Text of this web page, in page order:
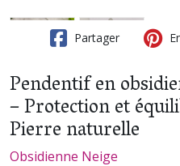
Partager
Pendentif en
– Protection et
Pierre naturelle
Obsidienne Neige